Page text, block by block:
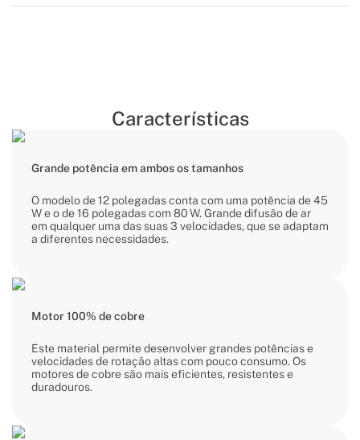
Características
Grande potência em ambos os tamanhos
O modelo de 12 polegadas conta com uma potência de 45
W e o de 16 polegadas com 80 W. Grande difusão de ar
em qualquer uma das suas 3 velocidades, que se adaptam
a diferentes necessidades.
Motor 100% de cobre
Este material permite desenvolver grandes potências e
velocidades de rotação altas com pouco consumo. Os
motores de cobre são mais eficientes, resistentes e
duradouros.